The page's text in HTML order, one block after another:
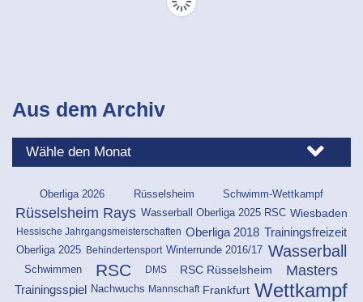
Aus dem Archiv
Oberliga 2026 Rüsselsheim Schwimm-Wettkampf
Rüsselsheim Rays Wasserball Oberliga 2025 RSC Wiesbaden
Hessische Jahrgangsmeisterschaften Oberliga 2018 Trainingsfreizeit
Oberliga 2025 Behindertensport Winterrunde 2016/17 Wasserball
Schwimmen RSC DMS RSC Rüsselsheim Masters
Trainingsspiel Nachwuchs Mannschaft Frankfurt Wettkampf